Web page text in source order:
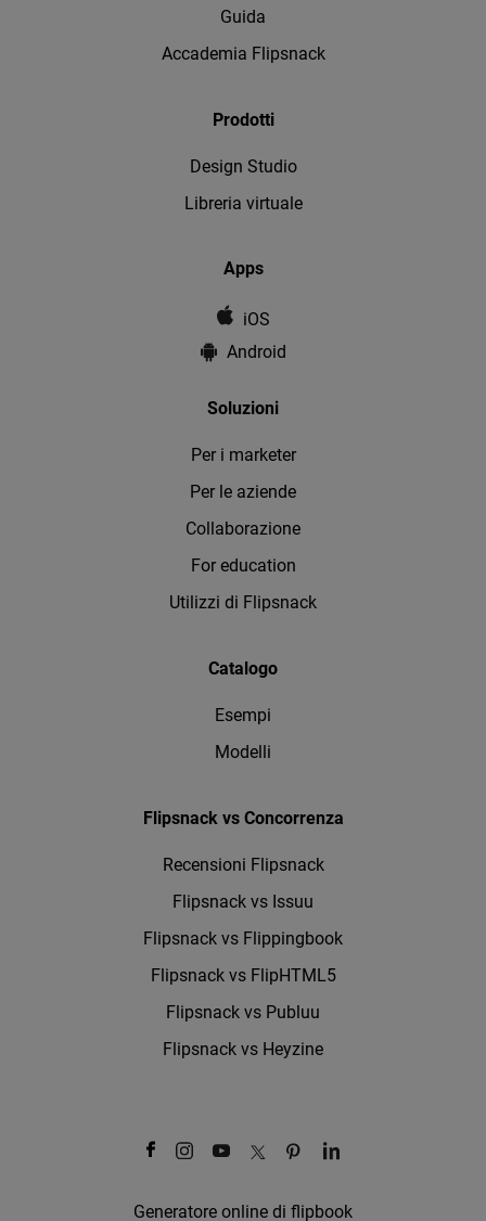
Guida
Accademia Flipsnack
Prodotti
Design Studio
Libreria virtuale
Apps
iOS
Android
Soluzioni
Per i marketer
Per le aziende
Collaborazione
For education
Utilizzi di Flipsnack
Catalogo
Esempi
Modelli
Flipsnack vs Concorrenza
Recensioni Flipsnack
Flipsnack vs Issuu
Flipsnack vs Flippingbook
Flipsnack vs FlipHTML5
Flipsnack vs Publuu
Flipsnack vs Heyzine
Generatore online di flipbook